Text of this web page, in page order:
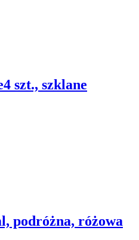
4 szt., szklane
podróżna, różowa